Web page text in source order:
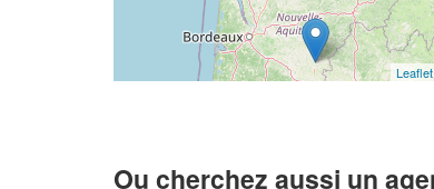
Leaflet
Ou cherchez aussi un